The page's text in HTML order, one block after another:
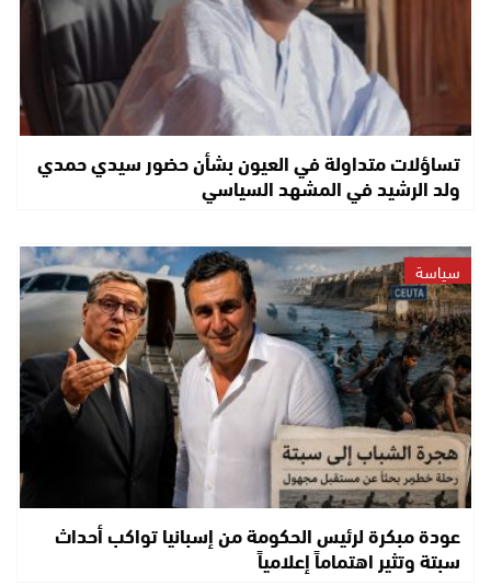
تساؤلات متداولة في العيون بشأن حضور سيدي حمدي
ولد الرشيد في المشهد السياسي
سياسة
عودة مبكرة لرئيس الحكومة من إسبانيا تواكب أحداث
سبتة وتثير اهتماماً إعلامياً